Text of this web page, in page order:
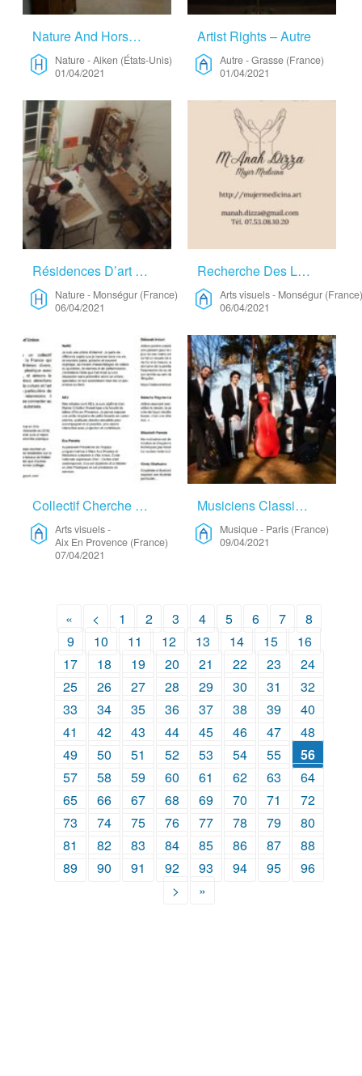
Nature And Horse Country, Daughter Soprano 1 – Nature
Nature-Aiken (États-Unis)
01/04/2021
Artist Rights – Autre
Autre-Grasse (France)
01/04/2021
Résidences D’art Plastiques Et Visuelles Pour Artistes Avec Enfants – Nature
Nature- Monségur (France)
06/04/2021
Recherche Des Lieux De Travail Pour Venir Avec Deux Enfants – Arts Visuels
Arts visuels- Monségur (France)
06/04/2021
Collectif Cherche Lieu D’exposition – Arts Visuels
Arts visuels-
Aix En Provence (France)
07/04/2021
Musiciens Classiques Conservatoire National – Musique
Musique- Paris (France)
09/04/2021
« < 1 2 3 4 5 6 7
8
9
10 11 12 13 14 15
16
17
18 19 20 21 22 23
24
25
26 27 28 29 30 31
32
33
34 35 36 37 38 39
40
41
42 43 44 45 46 47
48
49
50 51 52 53 54 55
56
57
58 59 60 61 62 63
64
65
66 67 68 69 70 71
72
73
74 75 76 77 78 79
80
81
82 83 84 85 86 87
88
89
90 91 92 93 94 95
96
>
»